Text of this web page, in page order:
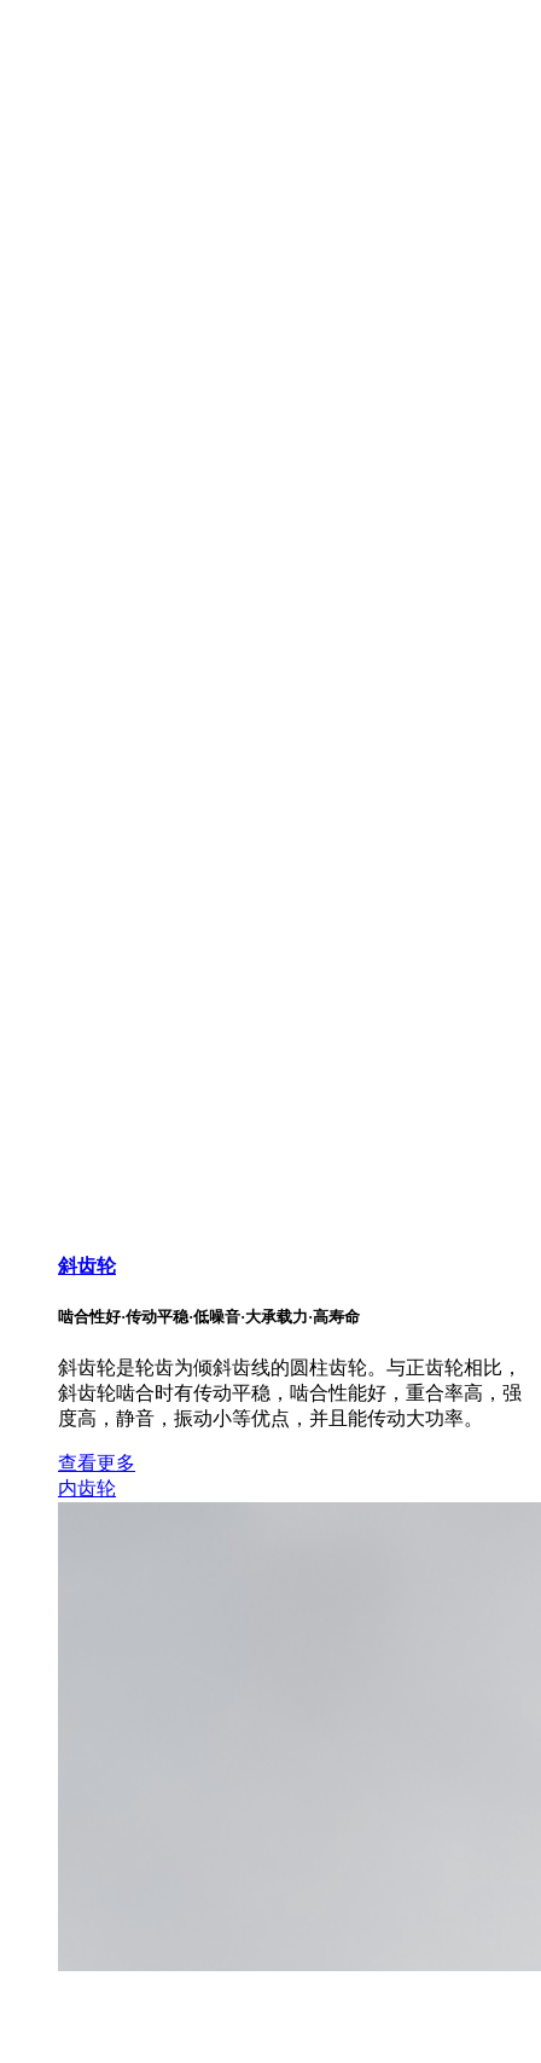
斜齿轮
啮合性好·传动平稳·低噪音·大承载力·高寿命
斜齿轮是轮齿为倾斜齿线的圆柱齿轮。与正齿轮相比，
斜齿轮啮合时有传动平稳，啮合性能好，重合率高，强
度高，静音，振动小等优点，并且能传动大功率。
查看更多
内齿轮